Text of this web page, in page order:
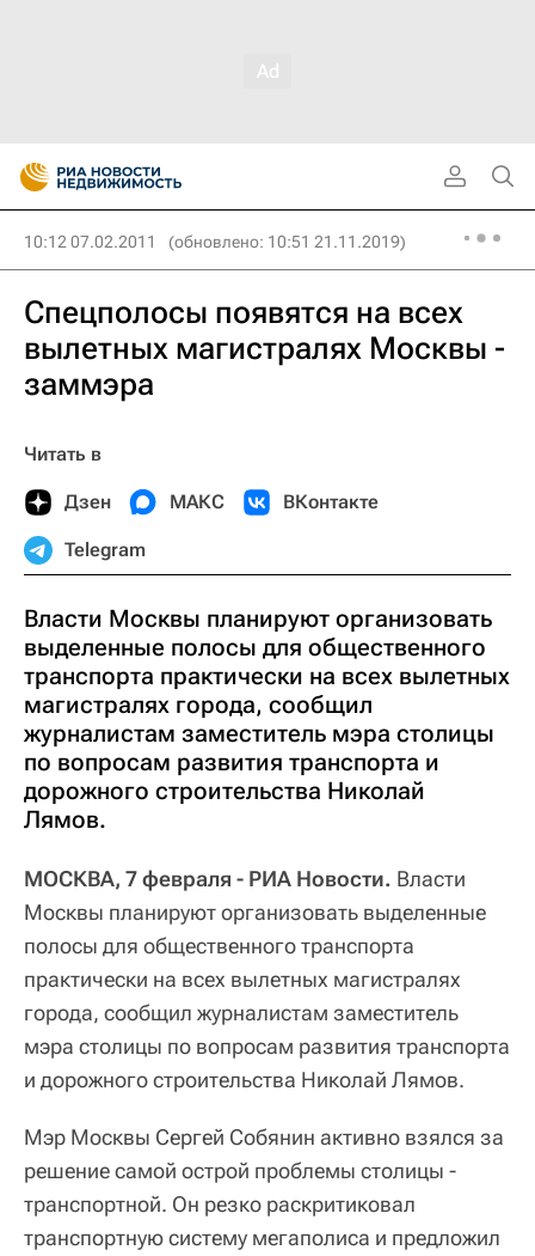
10:12 07.02.2011 (обновлено: 10:51 21.11.2019)
Спецполосы появятся на всех
вылетных магистралях Москвы -
заммэра
Читать в
Дзен МАКС ВКонтакте
Telegram
Власти Москвы планируют организовать
выделенные полосы для общественного
транспорта практически на всех вылетных
магистралях города, сообщил
журналистам заместитель мэра столицы
по вопросам развития транспорта и
дорожного строительства Николай
Лямов.
МОСКВА, 7 февраля - РИА Новости. Власти
Москвы планируют организовать выделенные
полосы для общественного транспорта
практически на всех вылетных магистралях
города, сообщил журналистам заместитель
мэра столицы по вопросам развития транспорта
и дорожного строительства Николай Лямов.
Мэр Москвы Сергей Собянин активно взялся за
решение самой острой проблемы столицы -
транспортной. Он резко раскритиковал
транспортную систему мегаполиса и предложил